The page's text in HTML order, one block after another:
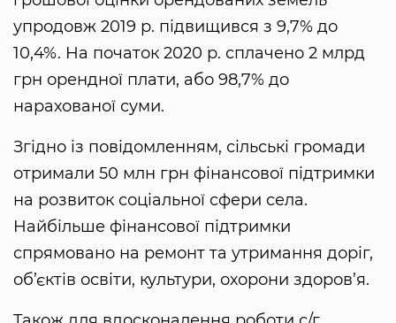
упродовж 2019 р. підвищився з 9,7% до
10,4%. На початок 2020 р. сплачено 2 млрд
грн орендної плати, або 98,7% до
нарахованої суми.
Згідно із повідомленням, сільські громади
отримали 50 млн грн фінансової підтримки
на розвиток соціальної сфери села.
Найбільше фінансової підтримки
спрямовано на ремонт та утримання доріг,
об’єктів освіти, культури, охорони здоров’я.